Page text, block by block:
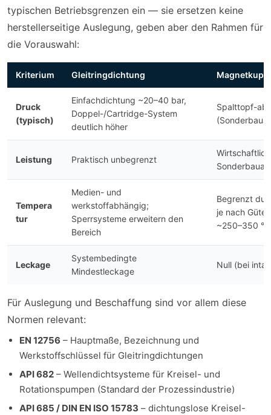
typischen Betriebsgrenzen ein — sie ersetzen keine
herstellerseitige Auslegung, geben aber den Rahmen für
die Vorauswahl:
Kriterium Gleitringdichtung
Druck
(typisch)
Einfachdichtung ~20–40 bar,
Doppel-/Cartridge-System
deutlich höher
Spalttopf-
Leistung Praktisch unbegrenzt
Tempera
tur
Medien- und
werkstoffabhängig;
Sperrsysteme erweitern den
Bereich
Begrenzt
je nach Güte
~250–350 °C
Leckage
Systembedingte
Mindestleckage
Null (bei
Für Auslegung und Beschaffung sind vor allem diese
Normen relevant:
EN 12756 – Hauptmaße, Bezeichnung und
Werkstoffschlüssel für Gleitringdichtungen
API 682 – Wellendichtsysteme für Kreisel- und
Rotationspumpen (Standard der Prozessindustrie)
API 685 / DIN EN ISO 15783 – dichtungslose Kreisel-